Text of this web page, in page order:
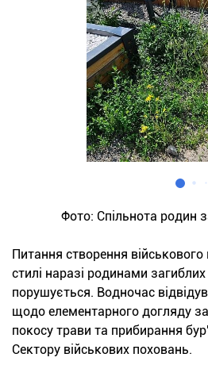
Фото: Спільнота родин
Питання створення
стилі наразі родинами
порушується. Водночас
щодо елементарного догляду
покосу трави та прибирання
Сектору військових поховань.